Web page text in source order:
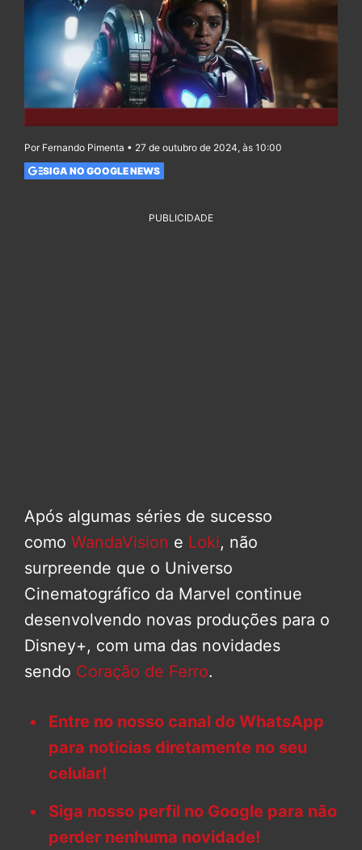
Por Fernando Pimenta • 27 de outubro de 2024, às 10:00
SIGA NO GOOGLE NEWS
PUBLICIDADE
Após algumas séries de sucesso
como WandaVision e Loki, não
surpreende que o Universo
Cinematográfico da Marvel continue
desenvolvendo novas produções para o
Disney+, com uma das novidades
sendo Coração de Ferro.
Entre no nosso canal do WhatsApp
para notícias diretamente no seu
celular!
Siga nosso perfil no Google para não
perder nenhuma novidade!